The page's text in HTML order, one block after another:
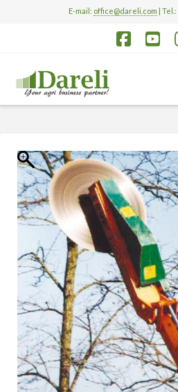
E-mail: office@dareli.com | Tel.: